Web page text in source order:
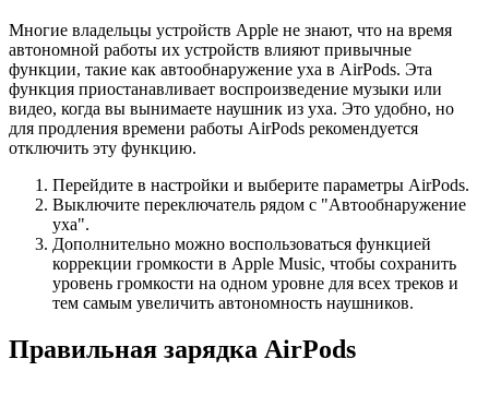
Многие владельцы устройств Apple не знают, что на время
автономной работы их устройств влияют привычные
функции, такие как автообнаружение уха в AirPods. Эта
функция приостанавливает воспроизведение музыки или
видео, когда вы вынимаете наушник из уха. Это удобно, но
для продления времени работы AirPods рекомендуется
отключить эту функцию.
Перейдите в настройки и выберите параметры AirPods.
Выключите переключатель рядом с "Автообнаружение
уха".
Дополнительно можно воспользоваться функцией
коррекции громкости в Apple Music, чтобы сохранить
уровень громкости на одном уровне для всех треков и
тем самым увеличить автономность наушников.
Правильная зарядка AirPods